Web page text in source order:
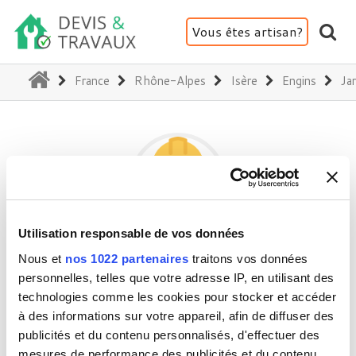
Utilisation responsable de vos données
Nous et nos 1022 partenaires traitons vos données
personnelles, telles que votre adresse IP, en utilisant des
technologies comme les cookies pour stocker et accéder
à des informations sur votre appareil, afin de diffuser des
publicités et du contenu personnalisés, d'effectuer des
Vous êtes artisan?
(current)
France Rhône-Alpes Isère Engins
WD ESPACES VERTS
38360 Engins
Activité(s) : Jardin - Clôture - Portail